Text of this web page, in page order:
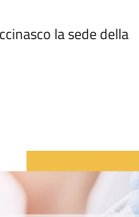
la sede della